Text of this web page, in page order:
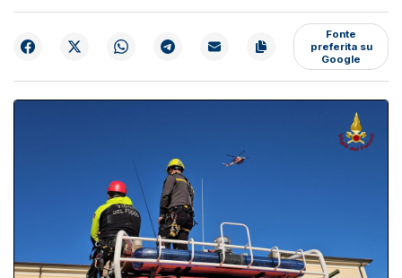
Fonte
preferita su
Google